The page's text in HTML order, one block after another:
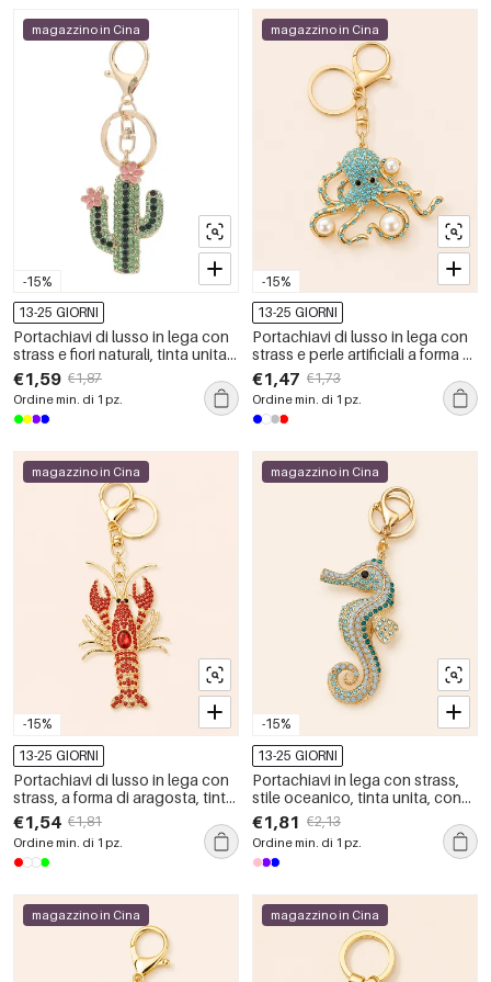
-15%
magazzino in Cina
13-25 GIORNI
Portachiavi di lusso in lega con
strass e fiori naturali, tinta unita,
con motivo vegetale.
€1,59 €1,87
Ordine min. di 1 pz.
-15%
magazzino in Cina
13-25 GIORNI
Portachiavi di lusso in lega con
strass e perle artificiali a forma di
pesce, stile oceanico naturale.
€1,47 €1,73
Ordine min. di 1 pz.
-15%
magazzino in Cina
13-25 GIORNI
Portachiavi di lusso in lega con
strass, a forma di aragosta, tinta
unita, stile oceanico, con motivo
animale naturale.
€1,54 €1,81
Ordine min. di 1 pz.
-15%
magazzino in Cina
13-25 GIORNI
Portachiavi in lega con strass,
stile oceanico, tinta unita, con
animali naturali, serie di lusso.
€1,81 €2,13
Ordine min. di 1 pz.
magazzino in Cina magazzino in Cina